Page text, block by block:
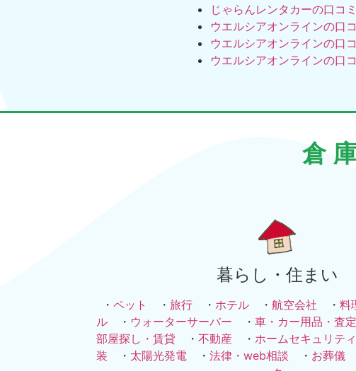
じゃらんレンタカーの口コミ
ウエルシアオンラインの口
ウエルシアオンラインの口
ウエルシアオンラインの口
倉
暮らし・住まい
・ ペット ・ 旅行 ・ ホテル ・ 航空会社 ・ 料
ル ・ ウォーターサーバー ・ 車・カー用品・査定
部屋探し・賃貸 ・ 不動産 ・ ホームセキュリティ
装 ・ 太陽光発電 ・ 法律・web相談 ・ お葬儀